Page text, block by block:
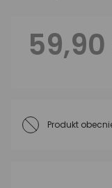
59,90
Produkt